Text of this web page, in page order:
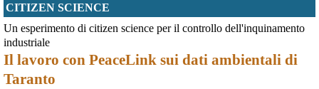
@peacelink - 6/8/2026 21:53
askanews.it/2026/08/05/ex-ilva
“Dal confronto con tutti gli attori e dai contributi raccolti il Governo
elaborerà, come concordato a Palazzo Chigi, un piano straordinario
per Taranto”, avrebbe detto il ministro Urso.
#Taranto #
CITIZEN SCIENCE
Un esperimento di citizen science per il controllo dell'inquinamento
industriale
Il lavoro con PeaceLink sui dati ambientali di
Taranto